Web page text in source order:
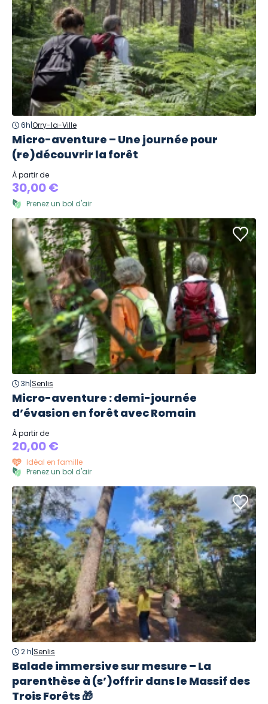
6h|Orry-la-Ville
Micro-aventure – Une journée pour
(re)découvrir la forêt
À partir de
30,00 €
Prenez un bol d'air
3h|Senlis
Micro-aventure : demi-journée
d’évasion en forêt avec Romain
À partir de
20,00 €
Idéal en famille
Prenez un bol d'air
2 h|Senlis
Balade immersive sur mesure – La
parenthèse à (s’)offrir dans le Massif des
Trois Forêts 🎁